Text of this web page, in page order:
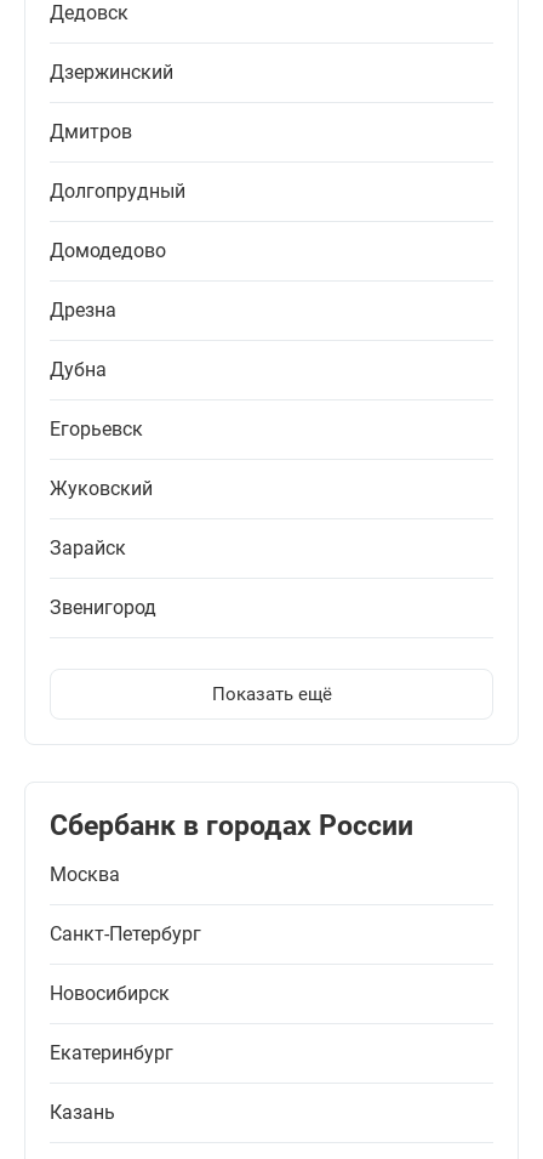
Дедовск
Дзержинский
Дмитров
Долгопрудный
Домодедово
Дрезна
Дубна
Егорьевск
Жуковский
Зарайск
Звенигород
Показать ещё
Сбербанк в городах России
Москва
Санкт-Петербург
Новосибирск
Екатеринбург
Казань